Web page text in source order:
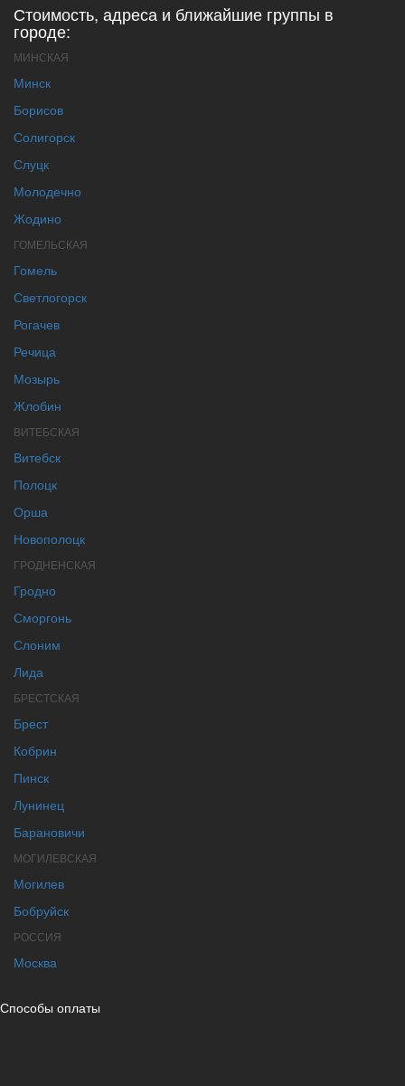
Стоимость, адреса и ближайшие группы в
городе:
МИНСКАЯ
Минск
Борисов
Солигорск
Слуцк
Молодечно
Жодино
ГОМЕЛЬСКАЯ
Гомель
Светлогорск
Рогачев
Речица
Мозырь
Жлобин
ВИТЕБСКАЯ
Витебск
Полоцк
Орша
Новополоцк
ГРОДНЕНСКАЯ
Гродно
Сморгонь
Слоним
Лида
БРЕСТСКАЯ
Брест
Кобрин
Пинск
Лунинец
Барановичи
МОГИЛЕВСКАЯ
Могилев
Бобруйск
РОССИЯ
Москва
Способы оплаты